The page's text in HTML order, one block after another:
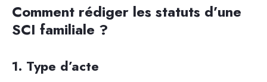
Comment rédiger les statuts d’une
SCI familiale ?
1. Type d’acte